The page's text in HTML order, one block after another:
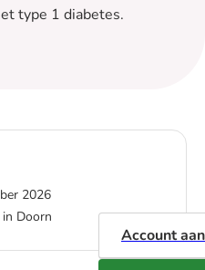
Account
type 1 diabetes.
2026
Doorn